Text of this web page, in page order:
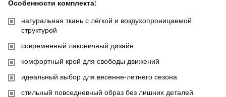
Особенности комплекта:
натуральная ткань с лёгкой и воздухопроницаемой
структурой
современный лаконичный дизайн
комфортный крой для свободы движений
идеальный выбор для весенне-летнего сезона
стильный повседневный образ без лишних деталей